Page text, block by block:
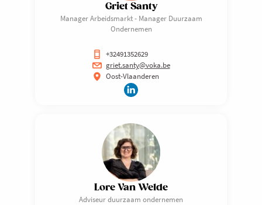
Griet Santy
Manager Arbeidsmarkt - Manager Duurzaam
Ondernemen
+32491352629
griet.santy@voka.be
Oost-Vlaanderen
Lore Van Welde
Adviseur duurzaam ondernemen